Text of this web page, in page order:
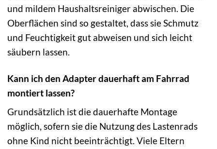
und mildem Haushaltsreiniger abwischen. Die
Oberflächen sind so gestaltet, dass sie Schmutz
und Feuchtigkeit gut abweisen und sich leicht
säubern lassen.
Kann ich den Adapter dauerhaft am Fahrrad
montiert lassen?
Grundsätzlich ist die dauerhafte Montage
möglich, sofern sie die Nutzung des Lastenrads
ohne Kind nicht beeinträchtigt. Viele Eltern